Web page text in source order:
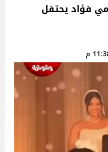
فؤاد يحتفل